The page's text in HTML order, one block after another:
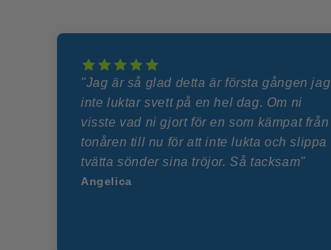
"Jag är så glad detta är första gången jag
inte luktar svett på en hel dag. Om ni
visste vad ni gjort för en som kämpat från
tonåren till nu för att inte lukta och slippa
tvätta sönder sina tröjor. Så tacksam"
Angelica